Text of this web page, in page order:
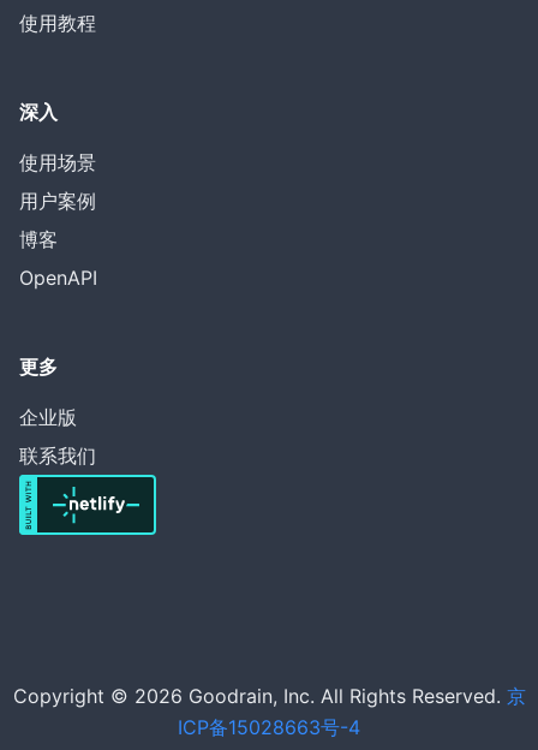
使用教程
深入
使用场景
用户案例
博客
OpenAPI
更多
企业版
联系我们
Copyright © 2026 Goodrain, Inc. All Rights Reserved. 京
ICP备15028663号-4